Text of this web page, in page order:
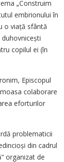
„Construim
embrionului în
o viață sfântă
copilul ei (în
Episcopul
colaborare
eforturilor
problematicii
din cadrul
organizat de